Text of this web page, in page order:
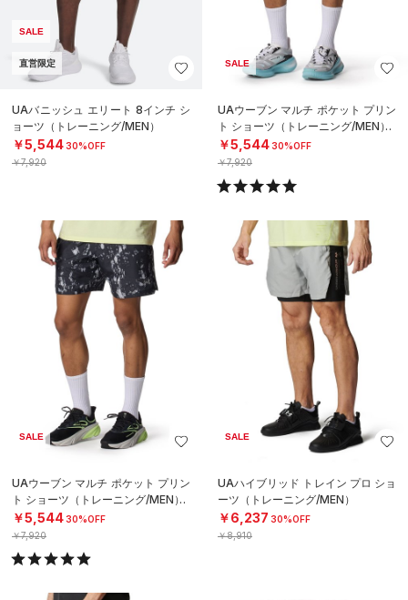
SALE
直営限定
UAバニッシュ エリート 8インチ シ
ョーツ（トレーニング/MEN）
￥5,54430%OFF
￥7,920
SALE
UAウーブン マルチ ポケット プリン
ト ショーツ（トレーニング/MEN）
￥5,54430%OFF
￥7,920
SALE
UAウーブン マルチ ポケット プリン
ト ショーツ（トレーニング/MEN）
￥5,54430%OFF
￥7,920
SALE
UAハイブリッド トレイン プロ ショ
ーツ（トレーニング/MEN）
￥6,237 30%OFF
￥8,910